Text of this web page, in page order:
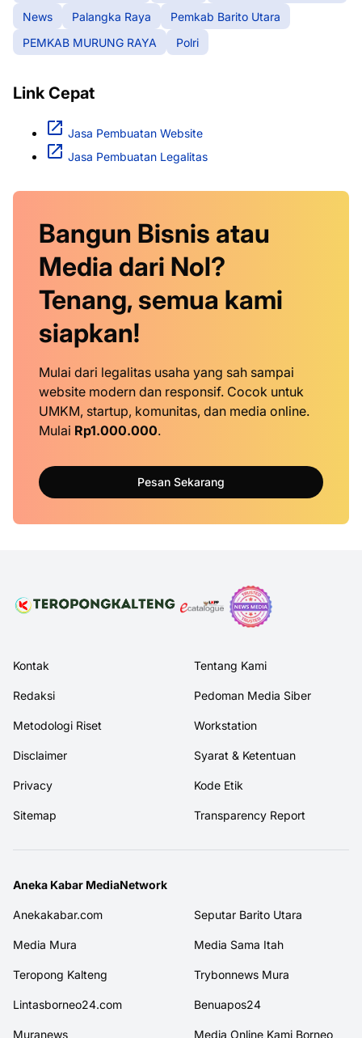
News
Palangka Raya
Pemkab Barito Utara
PEMKAB MURUNG RAYA
Polri
Link Cepat
Jasa Pembuatan Website
Jasa Pembuatan Legalitas
Bangun Bisnis atau
Media dari Nol?
Tenang, semua kami
siapkan!
Mulai dari legalitas usaha yang sah sampai
website modern dan responsif. Cocok untuk
UMKM, startup, komunitas, dan media online.
Mulai Rp1.000.000.
Pesan Sekarang
Kontak Tentang Kami
Redaksi Pedoman Media Siber
Metodologi Riset Workstation
Disclaimer Syarat & Ketentuan
Privacy Kode Etik
Sitemap Transparency Report
Aneka Kabar MediaNetwork
Anekakabar.com Seputar Barito Utara
Media Mura Media Sama Itah
Teropong Kalteng Trybonnews Mura
Lintasborneo24.com Benuapos24
Muranews Media Online Kami Borneo